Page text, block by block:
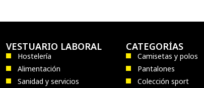
VESTUARIO LABORAL
Hostelería
Alimentación
Sanidad y servicios
CATEGORÍAS
Camisetas y polos
Pantalones
Colección sport